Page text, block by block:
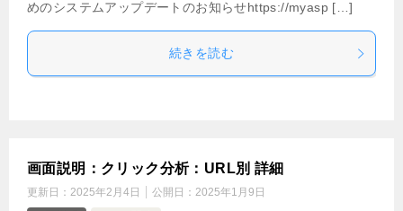
めのシステムアップデートのお知らせhttps://myasp […]
続きを読む
画面説明：クリック分析：URL別 詳細
更新日： 2025年2月4日 公開日： 2025年1月9日